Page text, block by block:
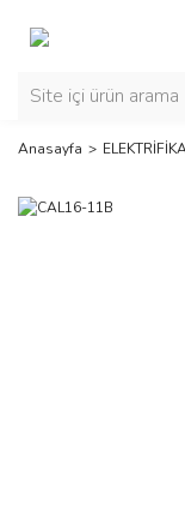
Anasayfa